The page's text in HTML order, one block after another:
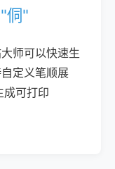
侗"
师可以快速生
定义笔顺展
成可打印